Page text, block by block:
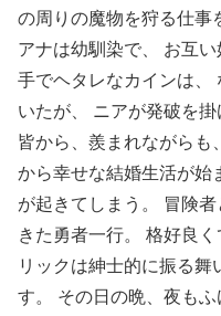
の周りの魔物を狩る仕事
アナは幼馴染で、 お互
手でヘタレなカインは、
いたが、 ニアが発破を
皆から、羨まれながらも
から幸せな結婚生活が始
が起きてしまう。 冒険
きた勇者一行。 格好良
リックは紳士的に振る舞
す。 その日の晩、夜も